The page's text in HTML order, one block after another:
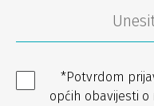
*Potvrdom
općih obavijesti